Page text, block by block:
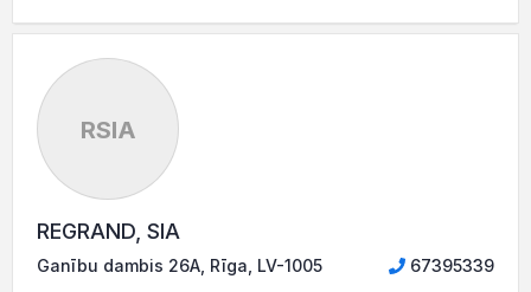
RSIA
REGRAND, SIA
Ganību dambis 26A, Rīga, LV-1005 67395339